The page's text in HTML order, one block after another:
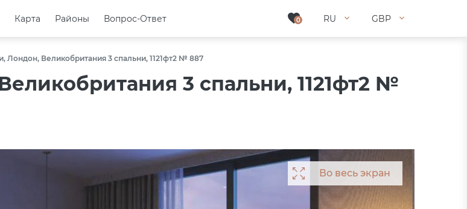
0 RU GBP
Карта Районы Вопрос-Ответ 0 RU GBP
Карта Районы Вопрос-Ответ
Лондон, Великобритания 3 спальни, 1121фт2 № 887
3 спальни, 1121фт2 №
Во весь экран